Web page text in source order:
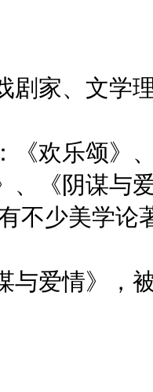
家、文学理
欢乐颂》、
、《阴谋与
不少美学论
爱情》，被